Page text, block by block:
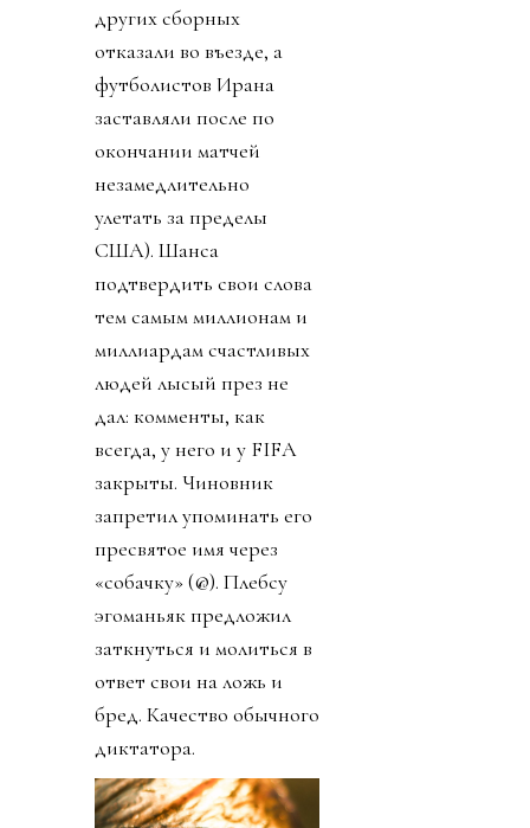
других сборных
отказали во въезде, а
футболистов Ирана
заставляли после по
окончании матчей
незамедлительно
улетать за пределы
США). Шанса
подтвердить свои слова
тем самым миллионам и
миллиардам счастливых
людей лысый през не
дал: комменты, как
всегда, у него и у FIFA
закрыты. Чиновник
запретил упоминать его
пресвятое имя через
«собачку» (@). Плебсу
эгоманьяк предложил
заткнуться и молиться в
ответ свои на ложь и
бред. Качество обычного
диктатора.